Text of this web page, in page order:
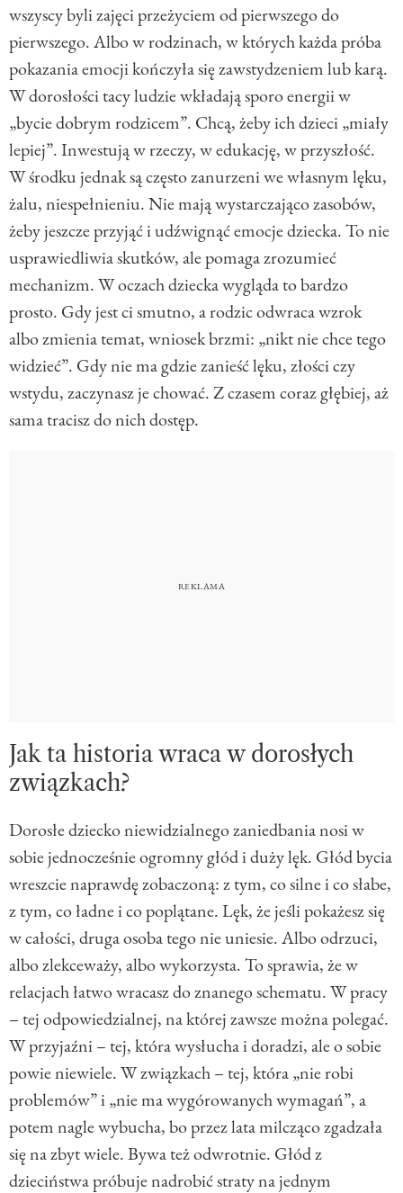
wszyscy byli zajęci przeżyciem od pierwszego do
pierwszego. Albo w rodzinach, w których każda próba
pokazania emocji kończyła się zawstydzeniem lub karą.
W dorosłości tacy ludzie wkładają sporo energii w
„bycie dobrym rodzicem”. Chcą, żeby ich dzieci „miały
lepiej”. Inwestują w rzeczy, w edukację, w przyszłość.
W środku jednak są często zanurzeni we własnym lęku,
żalu, niespełnieniu. Nie mają wystarczająco zasobów,
żeby jeszcze przyjąć i udźwignąć emocje dziecka. To nie
usprawiedliwia skutków, ale pomaga zrozumieć
mechanizm. W oczach dziecka wygląda to bardzo
prosto. Gdy jest ci smutno, a rodzic odwraca wzrok
albo zmienia temat, wniosek brzmi: „nikt nie chce tego
widzieć”. Gdy nie ma gdzie zanieść lęku, złości czy
wstydu, zaczynasz je chować. Z czasem coraz głębiej, aż
sama tracisz do nich dostęp.
Jak ta historia wraca w dorosłych
związkach?
Dorosłe dziecko niewidzialnego zaniedbania nosi w
sobie jednocześnie ogromny głód i duży lęk. Głód bycia
wreszcie naprawdę zobaczoną: z tym, co silne i co słabe,
z tym, co ładne i co poplątane. Lęk, że jeśli pokażesz się
w całości, druga osoba tego nie uniesie. Albo odrzuci,
albo zlekceważy, albo wykorzysta. To sprawia, że w
relacjach łatwo wracasz do znanego schematu. W pracy
– tej odpowiedzialnej, na której zawsze można polegać.
W przyjaźni – tej, która wysłucha i doradzi, ale o sobie
powie niewiele. W związkach – tej, która „nie robi
problemów” i „nie ma wygórowanych wymagań”, a
potem nagle wybucha, bo przez lata milcząco zgadzała
się na zbyt wiele. Bywa też odwrotnie. Głód z
dzieciństwa próbuje nadrobić straty na jednym